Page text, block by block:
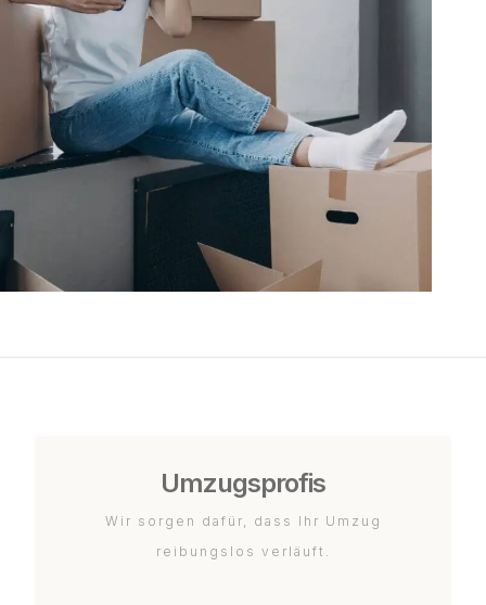
Umzugsprofis
Wir sorgen dafür, dass Ihr Umzug
reibungslos verläuft.